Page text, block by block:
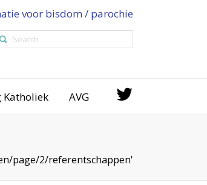
voor bisdom / parochie
Katholiek AVG
page/2/referentschappen'